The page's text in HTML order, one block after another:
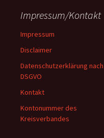
Impressum/Kontakt
Impressum
Disclaimer
Datenschutzerklärung nach
DSGVO
Kontakt
Kontonummer des
Kreisverbandes